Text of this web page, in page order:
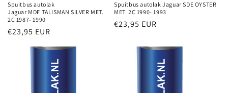
Spuitbus autolak
Jaguar MDF TALISMAN SILVER MET.
2C 1987- 1990
Normale
€23,95 EUR
Spuitbus autolak Jaguar SDE OYSTER
MET. 2C 1990- 1993
Normale
€23,95 EUR